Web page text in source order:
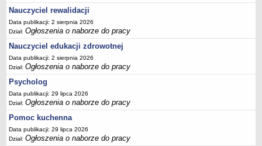
Nauczyciel rewalidacji
Data publikacji: 2 sierpnia 2026
Dział:Ogłoszenia o naborze do pracy
Nauczyciel edukacji zdrowotnej
Data publikacji: 2 sierpnia 2026
Dział:Ogłoszenia o naborze do pracy
Psycholog
Data publikacji: 29 lipca 2026
Dział:Ogłoszenia o naborze do pracy
Pomoc kuchenna
Data publikacji: 29 lipca 2026
Dział:Ogłoszenia o naborze do pracy